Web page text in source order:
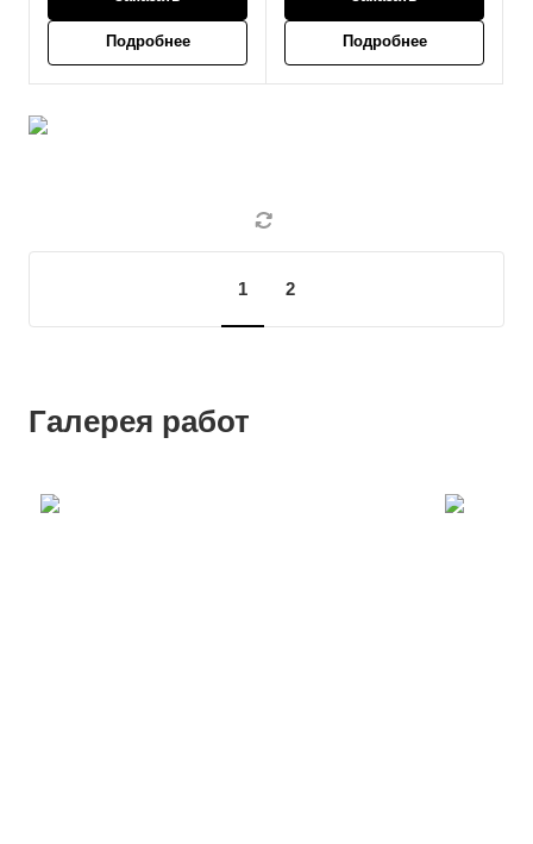
Подробнее Подробнее
1 2
Галерея работ